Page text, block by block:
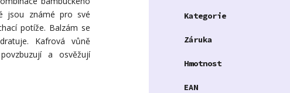
jsou známé pro své
potíže. Balzám se
Kafrová vůně
a osvěžují
Kategorie
Záruka
Hmotnost
EAN